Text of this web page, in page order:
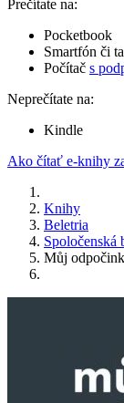
Prečítate na:
Pocketbook
Smartfón či
Počítač s
Neprečítate na:
Kindle
Ako čítať e-knihy
Knihy
Beletria
Spoločenská
Můj